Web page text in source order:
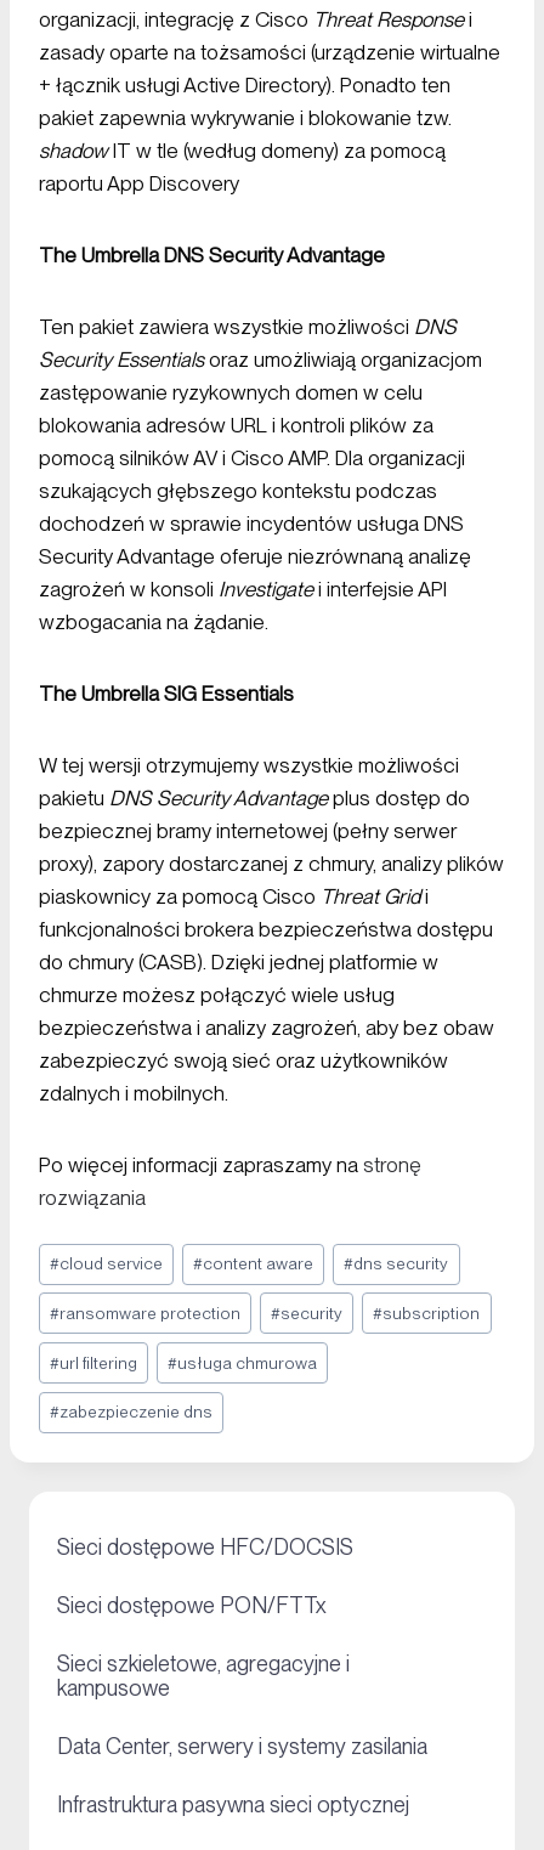
organizacji, integrację z Cisco Threat Responsei
zasady oparte na tożsamości (urządzenie wirtualne
+ łącznik usługi Active Directory). Ponadto ten
pakiet zapewnia wykrywanie i blokowanie tzw.
shadowIT w tle (według domeny) za pomocą
raportu App Discovery
The Umbrella DNS Security Advantage
Ten pakiet zawiera wszystkie możliwości DNS
Security Essentialsoraz umożliwiają organizacjom
zastępowanie ryzykownych domen w celu
blokowania adresów URL i kontroli plików za
pomocą silników AV i Cisco AMP. Dla organizacji
szukających głębszego kontekstu podczas
dochodzeń w sprawie incydentów usługa DNS
Security Advantage oferuje niezrównaną analizę
zagrożeń w konsoli Investigatei interfejsie API
wzbogacania na żądanie.
The Umbrella SIG Essentials
W tej wersji otrzymujemy wszystkie możliwości
pakietu DNS Security Advantageplus dostęp do
bezpiecznej bramy internetowej (pełny serwer
proxy), zapory dostarczanej z chmury, analizy plików
piaskownicy za pomocą Cisco Threat Gridi
funkcjonalności brokera bezpieczeństwa dostępu
do chmury (CASB). Dzięki jednej platformie w
chmurze możesz połączyć wiele usług
bezpieczeństwa i analizy zagrożeń, aby bez obaw
zabezpieczyć swoją sieć oraz użytkowników
zdalnych i mobilnych.
Po więcej informacji zapraszamy na stronę
rozwiązania
#cloud service #content aware #dns security
#ransomware protection #security #subscription
#url filtering #usługa chmurowa
#zabezpieczenie dns
Sieci dostępowe HFC/DOCSIS
Sieci dostępowe PON/FTTx
Sieci szkieletowe, agregacyjne i
kampusowe
Data Center, serwery i systemy zasilania
Infrastruktura pasywna sieci optycznej